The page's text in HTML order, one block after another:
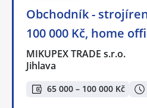
Obchodník -
100 000 Kč, home
MIKUPEX TRADE s.r.o.
Jihlava
65 000 – 100 000 Kč